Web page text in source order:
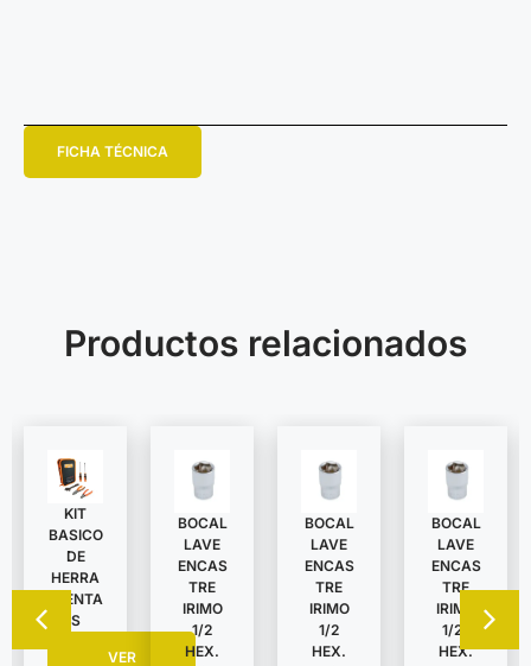
FICHA TÉCNICA
Productos relacionados
KIT
BASICO
DE
HERRA
MIENTA
S
VER
BOCAL
LAVE
ENCAS
TRE
IRIMO
1/2
HEX.
BOCAL
LAVE
ENCAS
TRE
IRIMO
1/2
HEX.
BOCAL
LAVE
ENCAS
TRE
IRIMO
1/2″
HEX.